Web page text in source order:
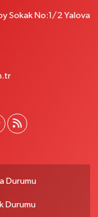
Sokak No:1/2 Yalova
Durumu
Durumu